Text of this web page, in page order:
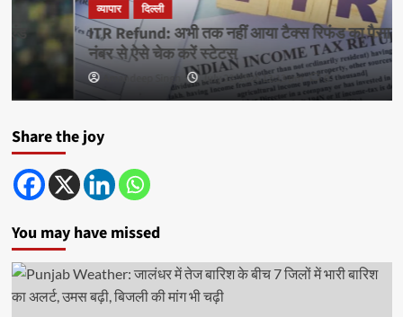
व्यापार दिल्ली
ITR Refund: अभी तक नहीं आया टैक्स रिफंड का पैसा? PAN
नंबर से ऐसे चेक करें स्टेटस
Amandeep Singh July 22, 2026 12:13 pm 0
Share the joy
You may have missed